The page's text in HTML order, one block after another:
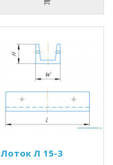
Лоток Л 15-3